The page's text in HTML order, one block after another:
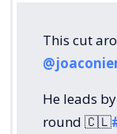
This cut
He leads
round 🇨🇱